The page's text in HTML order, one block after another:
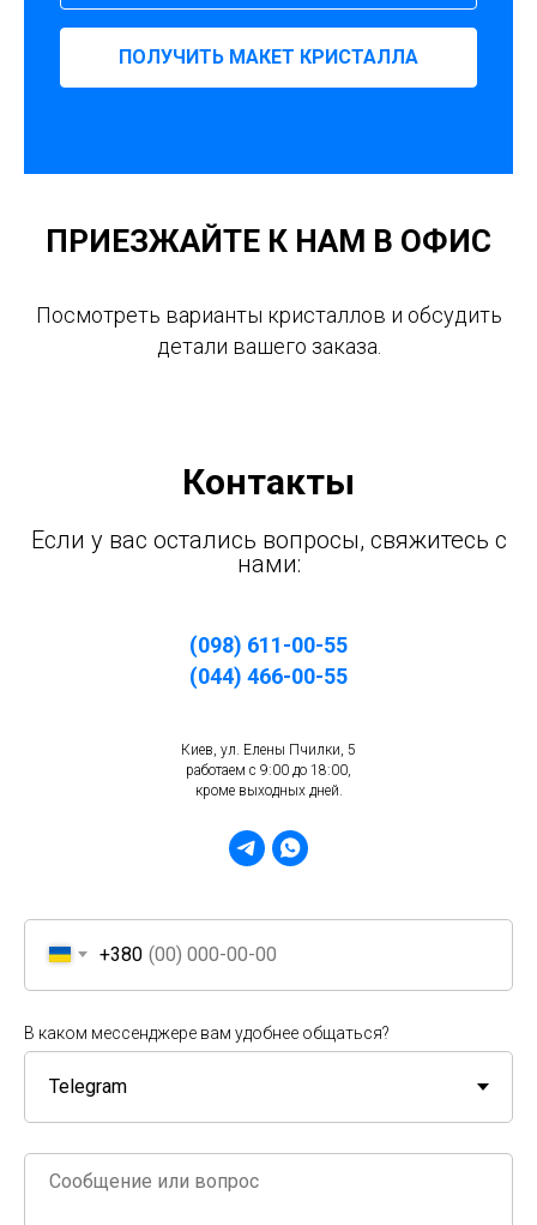
ПОЛУЧИТЬ МАКЕТ КРИСТАЛЛА
ПРИЕЗЖАЙТЕ К НАМ В ОФИС
Посмотреть варианты кристаллов и обсудить
детали вашего заказа.
Контакты
Если у вас остались вопросы, свяжитесь с
нами:
(098) 611-00-55
(044) 466-00-55
Киев, ул. Елены Пчилки, 5
работаем с 9:00 до 18:00,
кроме выходных дней.
+380
В каком мессенджере вам удобнее общаться?